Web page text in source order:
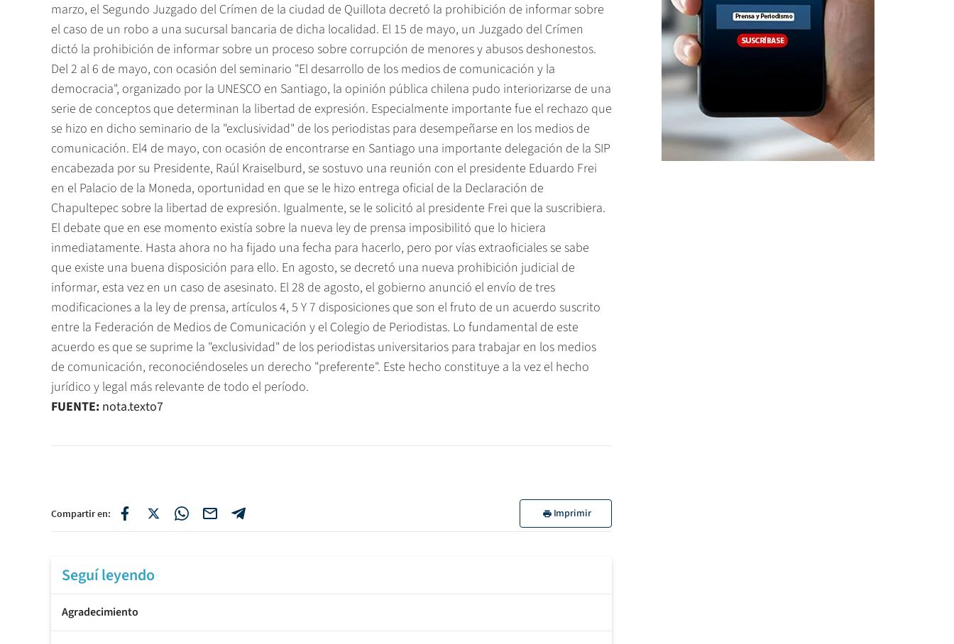
marzo, el Segundo Juzgado del Crímen de la ciudad de Quillota decretó la prohibición de informar sobre
el caso de un robo a una sucursal bancaria de dicha localidad. El 15 de mayo, un Juzgado del Crímen
dictó la prohibición de informar sobre un proceso sobre corrupción de menores y abusos deshonestos.
Del 2 al 6 de mayo, con ocasión del seminario "El desarrollo de los medios de comunicación y la
democracia", organizado por la UNESCO en Santiago, la opinión pública chilena pudo interiorizarse de una
serie de conceptos que determinan la libertad de expresión. Especialmente importante fue el rechazo que
se hizo en dicho seminario de la "exclusividad" de los periodistas para desempeñarse en los medios de
comunicación. El4 de mayo, con ocasión de encontrarse en Santiago una importante delegación de la SIP
encabezada por su Presidente, Raúl Kraiselburd, se sostuvo una reunión con el presidente Eduardo Frei
en el Palacio de la Moneda, oportunidad en que se le hizo entrega oficial de la Declaración de
Chapultepec sobre la libertad de expresión. Igualmente, se le solicitó al presidente Frei que la suscribiera.
El debate que en ese momento existía sobre la nueva ley de prensa imposibilitó que lo hiciera
inmediatamente. Hasta ahora no ha fijado una fecha para hacerlo, pero por vías extraoficiales se sabe
que existe una buena disposición para ello. En agosto, se decretó una nueva prohibición judicial de
informar, esta vez en un caso de asesinato. El 28 de agosto, el gobierno anunció el envío de tres
modificaciones a la ley de prensa, artículos 4, 5 Y 7 disposiciones que son el fruto de un acuerdo suscrito
entre la Federación de Medios de Comunicación y el Colegio de Periodistas. Lo fundamental de este
acuerdo es que se suprime la "exclusividad" de los periodistas universitarios para trabajar en los medios
de comunicación, reconociéndoseles un derecho "preferente". Este hecho constituye a la vez el hecho
jurídico y legal más relevante de todo el período.
FUENTE: nota.texto7
Compartir en: Imprimir
Seguí leyendo
Agradecimiento